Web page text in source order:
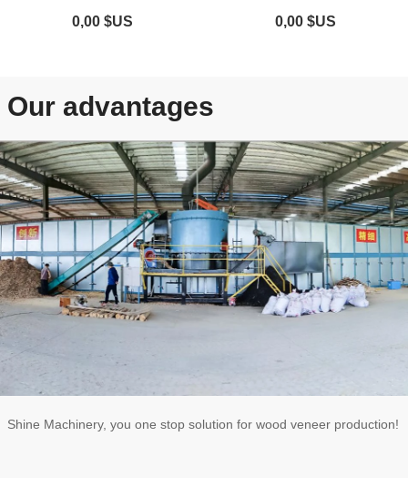
0,00 $US 0,00 $US
Our advantages
Shine Machinery, you one stop solution for wood veneer production!